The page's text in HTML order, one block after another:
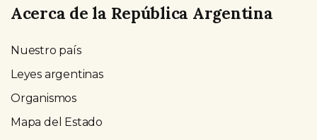
Acerca de la República Argentina
Nuestro país
Leyes argentinas
Organismos
Mapa del Estado